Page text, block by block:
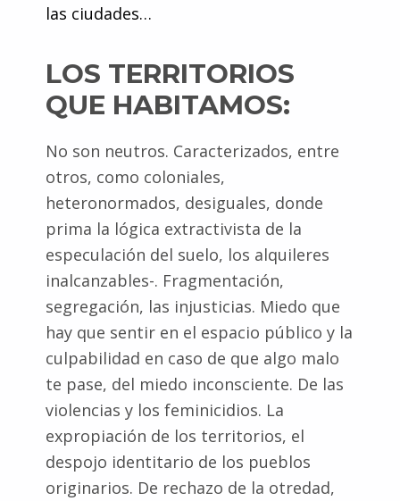
las ciudades…
LOS TERRITORIOS
QUE HABITAMOS:
No son neutros. Caracterizados, entre
otros, como coloniales,
heteronormados, desiguales, donde
prima la lógica extractivista de la
especulación del suelo, los alquileres
inalcanzables-. Fragmentación,
segregación, las injusticias. Miedo que
hay que sentir en el espacio público y la
culpabilidad en caso de que algo malo
te pase, del miedo inconsciente. De las
violencias y los feminicidios. La
expropiación de los territorios, el
despojo identitario de los pueblos
originarios. De rechazo de la otredad,